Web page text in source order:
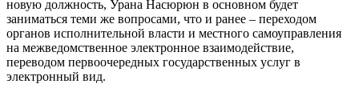
новую должность, Урана Насюрюн в основном будет
заниматься теми же вопросами, что и ранее – переходом
органов исполнительной власти и местного самоуправления
на межведомственное электронное взаимодействие,
переводом первоочередных государственных услуг в
электронный вид.